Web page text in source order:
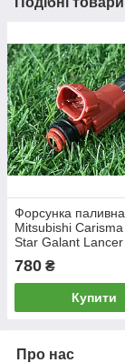
Форсунка паливна
Mitsubishi
Star Galant Lancer
780 ₴
Купити
Про нас